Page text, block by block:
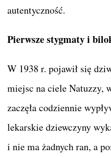
autentyczność.
Pierwsze stygmaty i
W 1938 r. pojawił się
miejsc na ciele Natuzzy,
zaczęła codziennie
lekarskie dziewczyny
i nie ma żadnych ran, a